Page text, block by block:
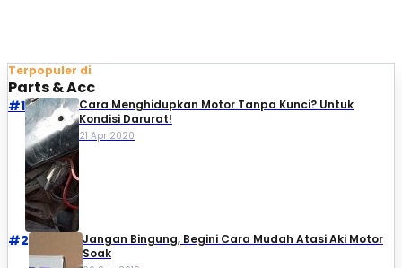
Terpopuler di
Parts & Acc
#1
Cara Menghidupkan Motor Tanpa Kunci? Untuk
Kondisi Darurat!
21 Apr 2020
#2
Jangan Bingung, Begini Cara Mudah Atasi Aki Motor
Soak